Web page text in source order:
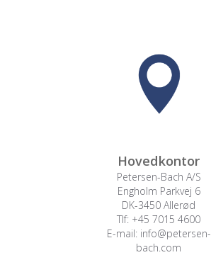
Hovedkontor
Petersen-Bach A/S
Engholm Parkvej 6
DK-3450 Allerød
Tlf: +45 7015 4600
E-mail: info@petersen-
bach.com